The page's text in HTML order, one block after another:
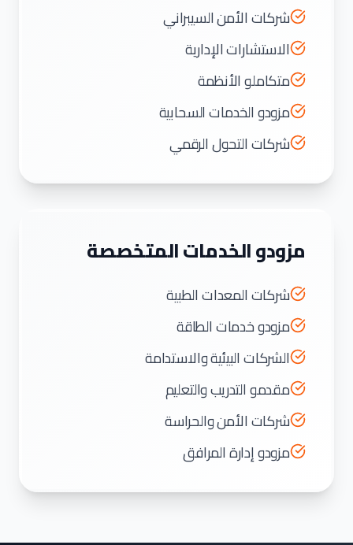
شركات الأمن السيبراني
الاستشارات الإدارية
متكاملو الأنظمة
مزودو الخدمات السحابية
شركات التحول الرقمي
مزودو الخدمات المتخصصة
شركات المعدات الطبية
مزودو خدمات الطاقة
الشركات البيئية والاستدامة
مقدمو التدريب والتعليم
شركات الأمن والحراسة
مزودو إدارة المرافق